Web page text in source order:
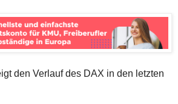
den Verlauf des DAX in den letzten